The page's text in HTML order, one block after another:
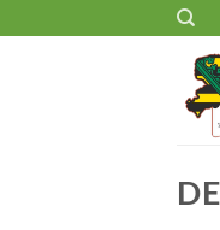
Inhalt